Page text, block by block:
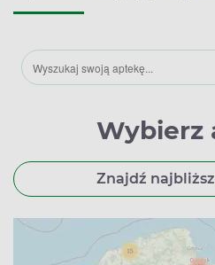
Wybierz
Znajdź